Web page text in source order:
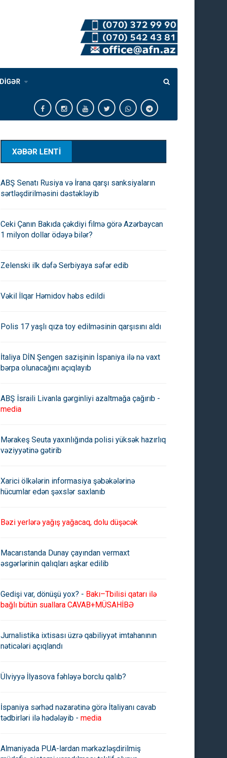
DİGƏR
XƏBƏR LENTİ
ABŞ Senatı Rusiya və İrana qarşı sanksiyaların
sərtləşdirilməsini dəstəkləyib
Ceki Çanın Bakıda çəkdiyi filmə görə Azərbaycan
1 milyon dollar ödəyə bilər?
Zelenski ilk dəfə Serbiyaya səfər edib
Vəkil İlqar Həmidov həbs edildi
Polis 17 yaşlı qıza toy edilməsinin qarşısını aldı
İtaliya DİN Şengen sazişinin İspaniya ilə nə vaxt
bərpa olunacağını açıqlayıb
ABŞ İsraili Livanla gərginliyi azaltmağa çağırıb -
media
Mərakeş Seuta yaxınlığında polisi yüksək hazırlıq
vəziyyətinə gətirib
Xarici ölkələrin informasiya şəbəkələrinə
hücumlar edən şəxslər saxlanıb
Bəzi yerlərə yağış yağacaq, dolu düşəcək
Macarıstanda Dunay çayından vermaxt
əsgərlərinin qalıqları aşkar edilib
Gedişi var, dönüşü yox? - Bakı–Tbilisi qatarı ilə
bağlı bütün suallara CAVAB+MÜSAHİBƏ
Jurnalistika ixtisası üzrə qabiliyyət imtahanının
nəticələri açıqlandı
Ülviyyə İlyasova fəhləyə borclu qalıb?
İspaniya sərhəd nəzarətinə görə İtaliyanı cavab
tədbirləri ilə hədələyib - media
Almaniyada PUA-lardan mərkəzləşdirilmiş